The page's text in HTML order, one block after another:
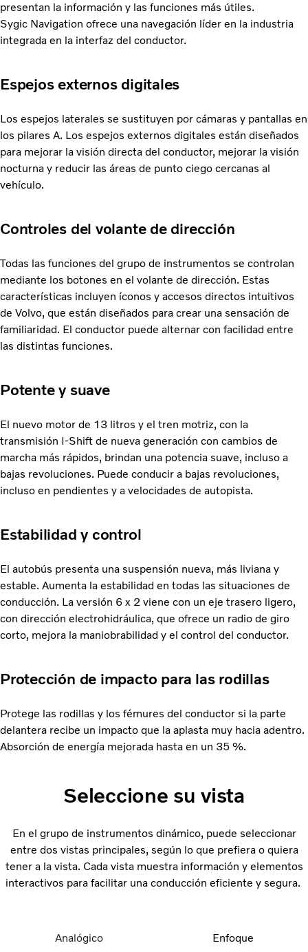
presentan la información y las funciones más útiles.
Sygic Navigation ofrece una navegación líder en la industria
integrada en la interfaz del conductor.
Espejos externos digitales
Los espejos laterales se sustituyen por cámaras y pantallas en
los pilares A. Los espejos externos digitales están diseñados
para mejorar la visión directa del conductor, mejorar la visión
nocturna y reducir las áreas de punto ciego cercanas al
vehículo.
Controles del volante de dirección
Todas las funciones del grupo de instrumentos se controlan
mediante los botones en el volante de dirección. Estas
características incluyen íconos y accesos directos intuitivos
de Volvo, que están diseñados para crear una sensación de
familiaridad. El conductor puede alternar con facilidad entre
las distintas funciones.
Potente y suave
El nuevo motor de 13 litros y el tren motriz, con la
transmisión I-Shift de nueva generación con cambios de
marcha más rápidos, brindan una potencia suave, incluso a
bajas revoluciones. Puede conducir a bajas revoluciones,
incluso en pendientes y a velocidades de autopista.
Estabilidad y control
El autobús presenta una suspensión nueva, más liviana y
estable. Aumenta la estabilidad en todas las situaciones de
conducción. La versión 6 x 2 viene con un eje trasero ligero,
con dirección electrohidráulica, que ofrece un radio de giro
corto, mejora la maniobrabilidad y el control del conductor.
Protección de impacto para las rodillas
Protege las rodillas y los fémures del conductor si la parte
delantera recibe un impacto que la aplasta muy hacia adentro.
Absorción de energía mejorada hasta en un 35 %.
Seleccione su vista
En el grupo de instrumentos dinámico, puede seleccionar
entre dos vistas principales, según lo que prefiera o quiera
tener a la vista. Cada vista muestra información y elementos
interactivos para facilitar una conducción eficiente y segura.
Analógico Enfoque